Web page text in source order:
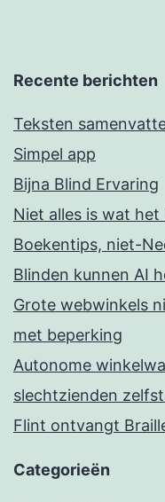
Recente berichten
Teksten
Simpel app
Bijna Blind Ervaring
Niet alles is wat het
Boekentips, niet-
Blinden kunnen AI
Grote webwinkels
met beperking
Autonome
slechtzienden
Flint ontvangt
Categorieën